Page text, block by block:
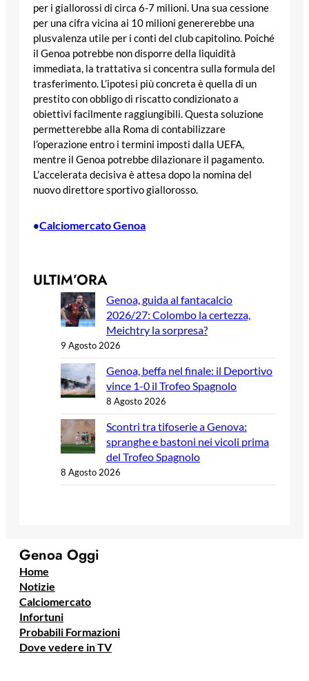
per i giallorossi di circa 6-7 milioni. Una sua cessione
per una cifra vicina ai 10 milioni genererebbe una
plusvalenza utile per i conti del club capitolino. Poiché
il Genoa potrebbe non disporre della liquidità
immediata, la trattativa si concentra sulla formula del
trasferimento. L’ipotesi più concreta è quella di un
prestito con obbligo di riscatto condizionato a
obiettivi facilmente raggiungibili. Questa soluzione
permetterebbe alla Roma di contabilizzare
l’operazione entro i termini imposti dalla UEFA,
mentre il Genoa potrebbe dilazionare il pagamento.
L’accelerata decisiva è attesa dopo la nomina del
nuovo direttore sportivo giallorosso.
•Calciomercato Genoa
ULTIM’ORA
Genoa, guida al fantacalcio
2026/27: Colombo la certezza,
Meichtry la sorpresa?
9 Agosto 2026
Genoa, beffa nel finale: il Deportivo
vince 1-0 il Trofeo Spagnolo
8 Agosto 2026
Scontri tra tifoserie a Genova:
spranghe e bastoni nei vicoli prima
del Trofeo Spagnolo
8 Agosto 2026
Genoa Oggi
Home
Notizie
Calciomercato
Infortuni
Probabili Formazioni
Dove vedere in TV